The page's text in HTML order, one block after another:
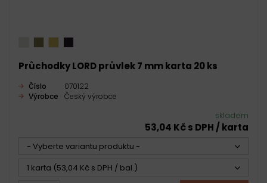
Průchodky LORD průvlek 7 mm karta 20 ks
Číslo
070122
Výrobce
Český výrobce
skladem
53,04 Kč s DPH / karta
- Vyberte variantu produktu -
1 karta (53,04 Kč s DPH / bal.)